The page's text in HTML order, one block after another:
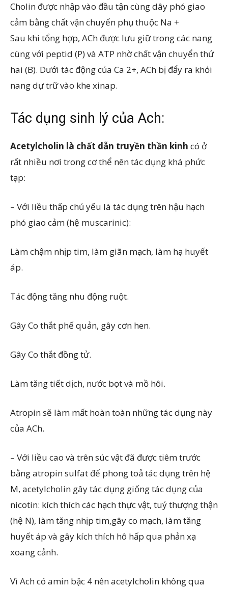
Cholin được nhập vào đầu tận cùng dây phó giao
cảm bằng chất vận chuyển phụ thuộc Na +
Sau khi tổng hợp, ACh được lưu giữ trong các nang
cùng với peptid (P) và ATP nhờ chất vận chuyển thứ
hai (B). Dưới tác động của Ca 2+, ACh bị đẩy ra khỏi
nang dự trữ vào khe xinap.
Tác dụng sinh lý của Ach:
Acetylcholin là chất dẫn truyền thần kinh có ở
rất nhiều nơi trong cơ thể nên tác dụng khá phức
tạp:
– Với liều thấp chủ yếu là tác dụng trên hậu hạch
phó giao cảm (hệ muscarinic):
Làm chậm nhịp tim, làm giãn mạch, làm hạ huyết
áp.
Tác động tăng nhu động ruột.
Gây Co thắt phế quản, gây cơn hen.
Gây Co thắt đồng tử.
Làm tăng tiết dịch, nước bọt và mồ hôi.
Atropin sẽ làm mất hoàn toàn những tác dụng này
của ACh.
– Với liều cao và trên súc vật đã được tiêm trước
bằng atropin sulfat để phong toả tác dụng trên hệ
M, acetylcholin gây tác dụng giống tác dụng của
nicotin: kích thích các hạch thực vật, tuỷ thượng thận
(hệ N), làm tăng nhịp tim,gây co mạch, làm tăng
huyết áp và gây kích thích hô hấp qua phản xạ
xoang cảnh.
Vì Ach có amin bậc 4 nên acetylcholin không qua